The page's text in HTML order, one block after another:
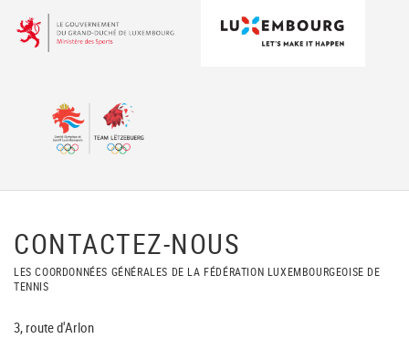
CONTACTEZ-NOUS
LES COORDONNÉES GÉNÉRALES DE LA FÉDÉRATION LUXEMBOURGEOISE DE
TENNIS
3, route d'Arlon